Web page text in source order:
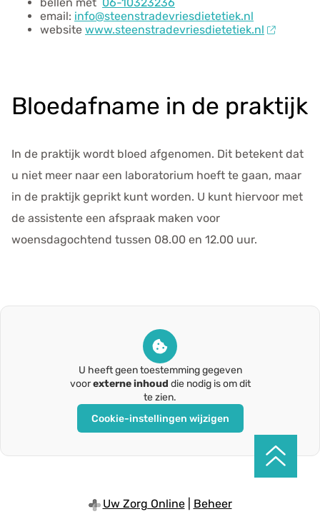
email: info@steenstradevriesdietetiek.nl
website www.steenstradevriesdietetiek.nl
Bloedafname in de praktijk
In de praktijk wordt bloed afgenomen. Dit betekent dat
u niet meer naar een laboratorium hoeft te gaan, maar
in de praktijk geprikt kunt worden. U kunt hiervoor met
de assistente een afspraak maken voor
woensdagochtend tussen 08.00 en 12.00 uur.
U heeft geen toestemming gegeven
voorexterne inhoud die nodig is om dit
te zien.
Cookie-instellingen wijzigen
Uw Zorg Online| Beheer
het